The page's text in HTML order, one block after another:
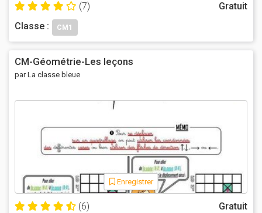
(7)
Gratuit
Classe :
CM1
CM-Géométrie-Les leçons
par La classe bleue
Enregistrer
(6)
Gratuit